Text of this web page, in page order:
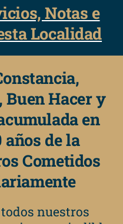
Notas e
Localidad
Buen Hacer y
en
años de la
Cometidos
nuestros